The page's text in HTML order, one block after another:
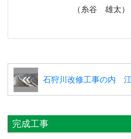
（糸谷 雄太）
石狩川改修工事の内
完成工事